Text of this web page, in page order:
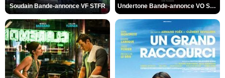
Soudain Bande-annonce VF STFR Undertone Bande-annonce VO STFR